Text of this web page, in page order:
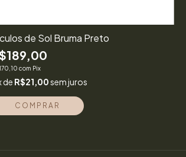
de Sol Bruma Preto
com Pix
de R$21,00sem juros